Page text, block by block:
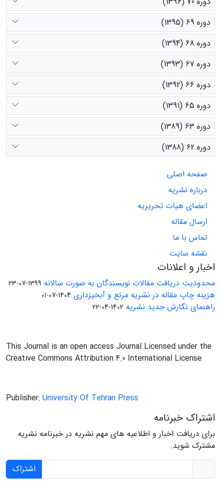
دوره 69 (1395)
دوره 68 (1394)
دوره 67 (1393)
دوره 66 (1392)
دوره 65 (1391)
دوره 63 (1389)
دوره 62 (1388)
صفحه اصلی
درباره نشریه
اعضای هیات تحریریه
ارسال مقاله
تماس با ما
نقشه سایت
اخبار و اعلانات
محدودیت دریافت مقالات نویسندگان به صورت سالانه 1399-07-23
هزینه چاپ مقاله در نشریه مرتع و آبخیزداری 1404-07-01
راهنمای نگارش جدید نشریه 1402-04-22
This Journal is an open access Journal Licensed under the
Creative Commons Attribution 4.0 International License
Publisher: University Of Tehran Press
اشتراک خبرنامه
برای دریافت اخبار و اطلاعیه های مهم نشریه در خبرنامه نشریه
مشترک شوید.
اشتراک